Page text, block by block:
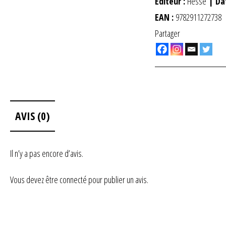
EAN : 9782911272738
Partager
AVIS (0)
Il n’y a pas encore d’avis.
Vous devez être connecté pour publier un avis.